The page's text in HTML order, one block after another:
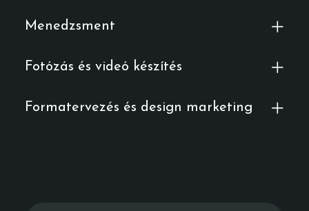
Menedzsment
Fotózás és videó készítés
Formatervezés és design marketing